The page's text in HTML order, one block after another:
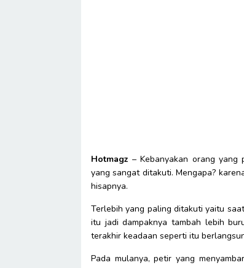
Hotmagz – Kebanyakan orang yang
yang sangat ditakuti. Mengapa?
hisapnya.
Terlebih yang paling ditakuti yaitu
itu jadi dampaknya tambah lebih
terakhir keadaan seperti itu
Pada mulanya, petir yang